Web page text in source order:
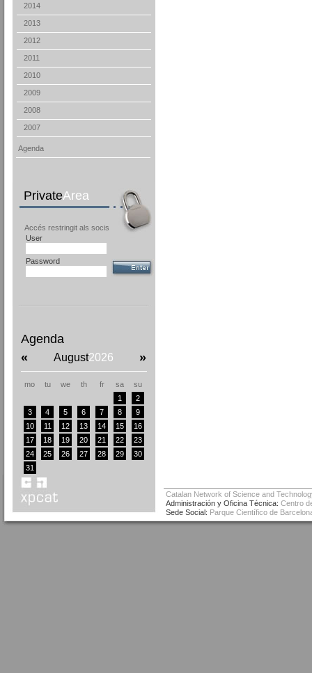
2014
2013
2012
2011
2010
2009
2008
2007
Agenda
PrivateArea
Accés restringit als socis
User
Password
Agenda
«
August2026 »
mo tu we th fr sa
su
1
2
3
4 5 6 7 8
9
10
11 12 13 14 15
16
17
18 19 20 21 22
23
24
25 26 27 28 29
30
31
Catalan Network of Science and
Administración y Oficina Técnica: Centro
Sede Social: Parque Científico de